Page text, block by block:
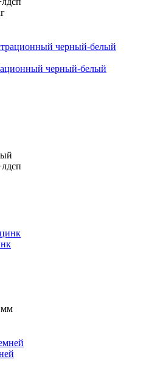
черный-белый
мм